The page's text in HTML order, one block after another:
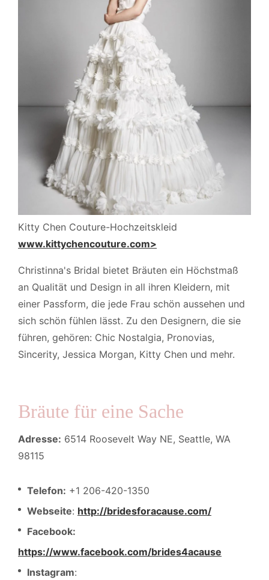
Kitty Chen Couture-Hochzeitskleid
www.kittychencouture.com>
Christinna's Bridal bietet Bräuten ein Höchstmaß
an Qualität und Design in all ihren Kleidern, mit
einer Passform, die jede Frau schön aussehen und
sich schön fühlen lässt. Zu den Designern, die sie
führen, gehören: Chic Nostalgia, Pronovias,
Sincerity, Jessica Morgan, Kitty Chen und mehr.
Bräute für eine Sache
Adresse: 6514 Roosevelt Way NE, Seattle, WA
98115
Telefon: +1 206-420-1350
Webseite: http://bridesforacause.com/
Facebook:
https://www.facebook.com/brides4acause
Instagram: